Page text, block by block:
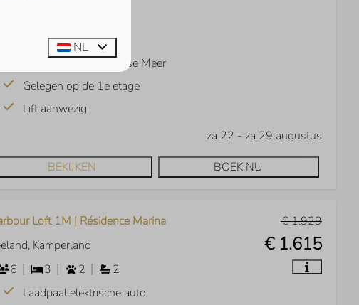
Overdekt terras
Uitzicht over het Veerse Meer
Gelegen op de 1e etage
Lift aanwezig
za 22 - za 29 augustus
BEKIJKEN
BOEK NU
€ 1.929
€ 1.615
Loft 1M | Résidence Marina
Kamperland
6
3 2
2
Laadpaal elektrische auto
NL